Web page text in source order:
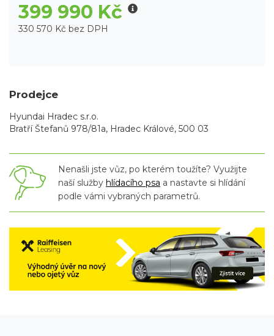
399 990 Kč
330 570 Kč bez DPH
Prodejce
Hyundai Hradec s.r.o.
Bratří Štefanů 978/81a, Hradec Králové, 500 03
Nenašli jste vůz, po kterém toužíte? Využijte
naší služby hlídacího psa a nastavte si hlídání
podle vámi vybraných parametrů.